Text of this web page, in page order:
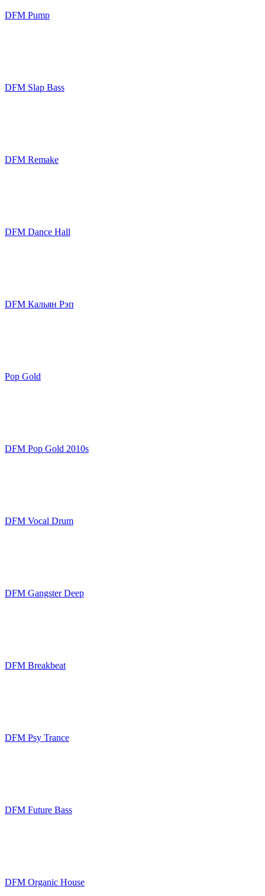
DFM Pump
DFM Slap Bass
DFM Remake
DFM Dance Hall
DFM Кальян Рэп
Pop Gold
DFM Pop Gold 2010s
DFM Vocal Drum
DFM Gangster Deep
DFM Breakbeat
DFM Psy Trance
DFM Future Bass
DFM Organic House